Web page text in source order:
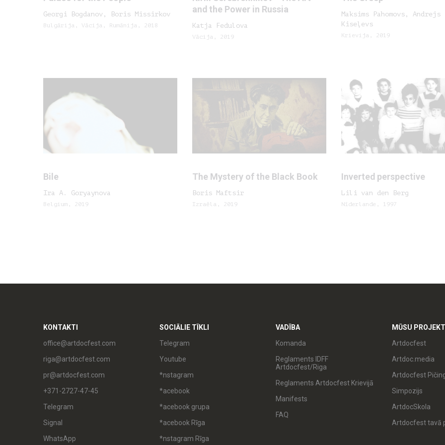
Georgi Bogdanov, Boris Missirkov
Bulgārija, Vācija, Rumānija, 2018
and the Power in Russia
Katja Fedulova
Vācija, 2019
Maksims Pahomovs, Andrejs
Kiseļevs
Krievija, 2019
Bile
Ira A. Goryaynova
Belgium, 2019
The Mystery of the Black Book
Boris Maftsir
Izraēla, 2019
Inverted perspective
Lili van den Berg
Nīderlande, 1997
KONTAKTI
office@artdocfest.com
riga@artdocfest.com
pr@artdocfest.com
+371-2727-47-45
Telegram
Signal
WhatsApp
SOCIĀLIE TĪKLI
Telegram
Youtube
*nstagram
*acebook
*acebook grupa
*acebook Rīga
*nstagram Rīga
VADĪBA
Komanda
Reglaments IDFF
Artdocfest/Riga
Reglaments Artdocfest Krievijā
Manifests
FAQ
MŪSU PROJEKTI
Artdocfest
Artdoc.media
Artdocfest
Simpozijs
ArtdocSkola
Artdocfest tavā